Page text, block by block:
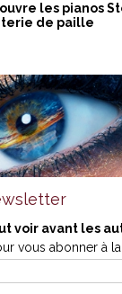
les pianos
de paille
voir avant les
vous abonner à